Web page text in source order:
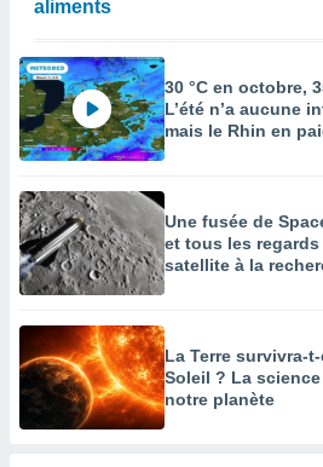
aliments
30 °C en octobre,
L’été n’a aucune
mais le Rhin en
Une fusée de
et tous les
satellite à la
La Terre survivra-
Soleil ? La
notre planète